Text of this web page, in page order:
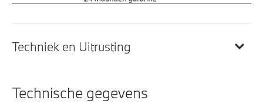
Techniek en Uitrusting
Technische gegevens